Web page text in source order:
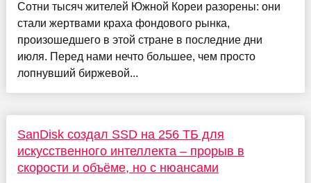
Сотни тысяч жителей Южной Кореи разорены: они
стали жертвами краха фондового рынка,
произошедшего в этой стране в последние дни
июля. Перед нами нечто большее, чем просто
лопнувший биржевой...
SanDisk создал SSD на 256 ТБ для
искусственного интеллекта – прорыв в
скорости и объёме, но с нюансами